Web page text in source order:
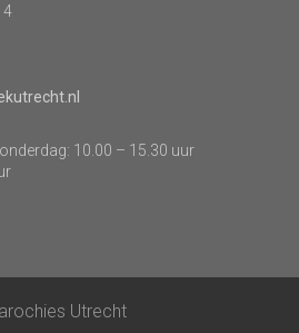
4
10.00 – 15.30 uur
Utrecht